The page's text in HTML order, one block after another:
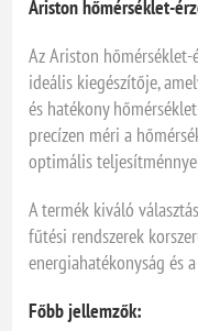
Ariston hőmérséklet-
Az Ariston hőmérséklet-
ideális kiegészítője,
és hatékony
precízen méri a
optimális
A termék kiváló
fűtési rendszerek
energiahatékonyság és
Főbb jellemzők: